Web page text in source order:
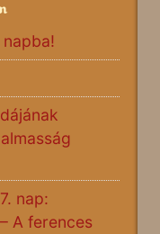
nap:
A ferences